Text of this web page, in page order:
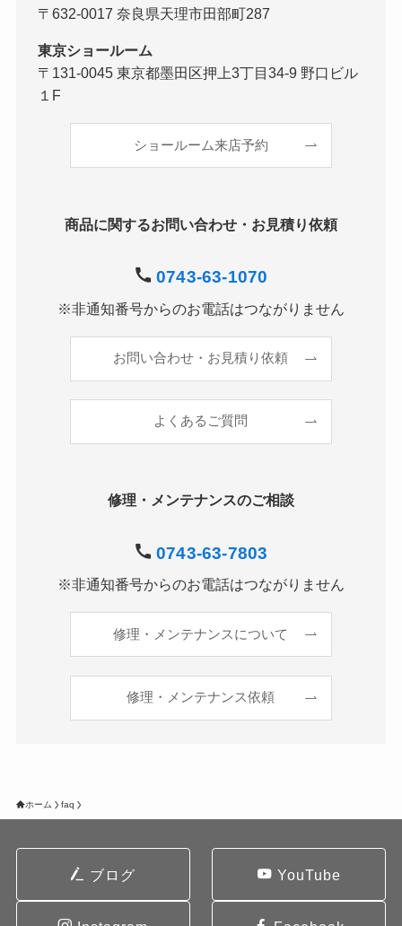
〒632-0017 奈良県天理市田部町287
東京ショールーム
〒131-0045 東京都墨田区押上3丁目34-9 野口ビル
１F
ショールーム来店予約
商品に関するお問い合わせ・お見積り依頼
0743-63-1070
※非通知番号からのお電話はつながりません
お問い合わせ・お見積り依頼
よくあるご質問
修理・メンテナンスのご相談
0743-63-7803
※非通知番号からのお電話はつながりません
修理・メンテナンスについて
修理・メンテナンス依頼
ホーム faq
ブログ YouTube